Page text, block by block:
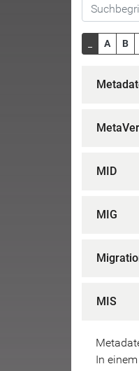
A B
MetaVer
MID
MIG
MIS
In